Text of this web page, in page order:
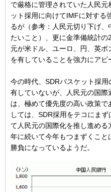
で厳格に管理されていた人民
ット採用に向けてIMFに対する
るが（参考：人民元切り下げ
たいこと）、更に金準備統計
元が米ドル、ユーロ、円、英
を有していることを強力にアピ
今の時代、SDRバスケット採
有していないが、人民元の国
は、極めて優先度の高い政策
しては、SDR採用をテコにま
て人民元の国際化を推し進め
年に続いて今年もつまずくこ
勝負になっているようだ。